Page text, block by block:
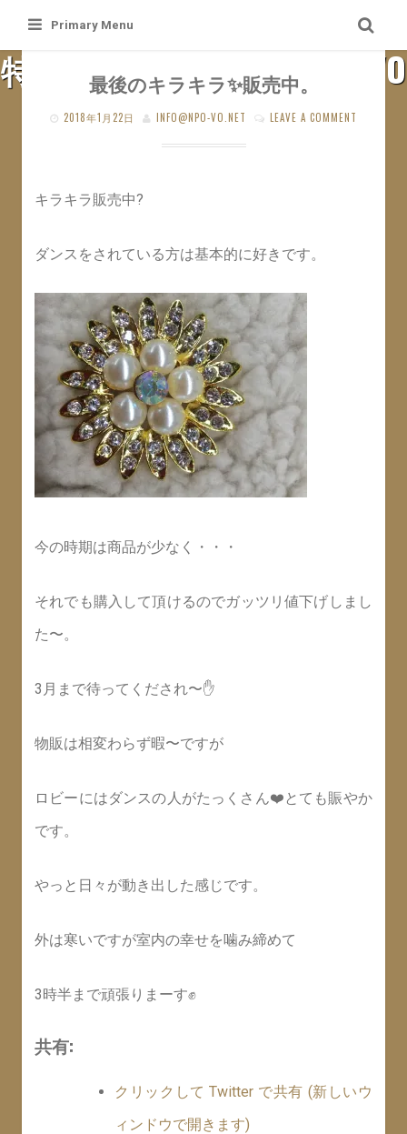
content
Primary Menu
特定非営利活動法人 札幌VO
最後のキラキラ✨販売中。
2018年1月22日 INFO@NPO-VO.NET LEAVE A COMMENT
キラキラ販売中?
ダンスをされている方は基本的に好きです。
今の時期は商品が少なく・・・
それでも購入して頂けるのでガッツリ値下げしまし
た〜。
3月まで待ってくだされ〜✋
物販は相変わらず暇〜ですが
ロビーにはダンスの人がたっくさん❤️とても賑やか
です。
やっと日々が動き出した感じです。
外は寒いですが室内の幸せを噛み締めて
3時半まで頑張りまーす✊
共有:
クリックして Twitter で共有 (新しいウ
ィンドウで開きます)